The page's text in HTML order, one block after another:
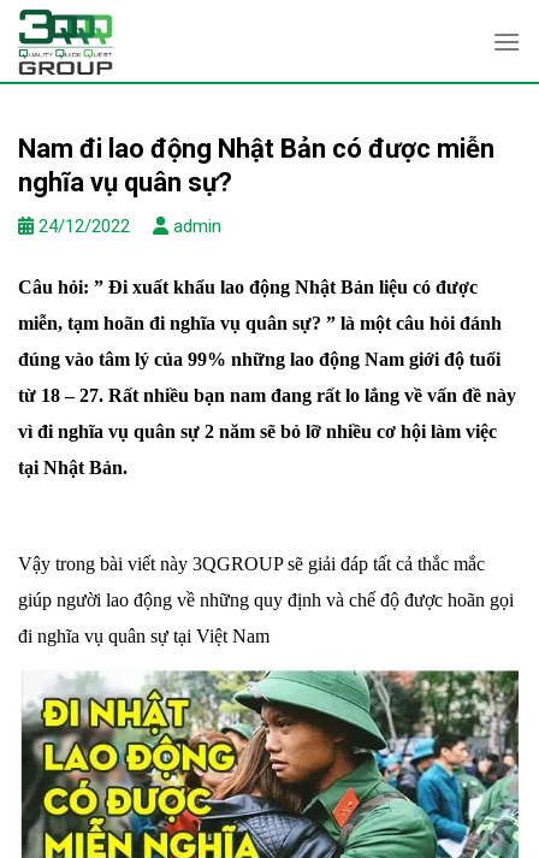
Skip
content
Nam đi lao động Nhật Bản có được miễn
nghĩa vụ quân sự?
24/12/2022 admin
Câu hỏi: ” Đi xuất khẩu lao động Nhật Bản liệu có được
miễn, tạm hoãn đi nghĩa vụ quân sự? ” là một câu hỏi đánh
đúng vào tâm lý của 99% những lao động Nam giới độ tuổi
từ 18 – 27. Rất nhiều bạn nam đang rất lo lắng về vấn đề này
vì đi nghĩa vụ quân sự 2 năm sẽ bỏ lỡ nhiều cơ hội làm việc
tại Nhật Bản.
Vậy trong bài viết này 3QGROUP sẽ giải đáp tất cả thắc mắc
giúp người lao động về những quy định và chế độ được hoãn gọi
đi nghĩa vụ quân sự tại Việt Nam